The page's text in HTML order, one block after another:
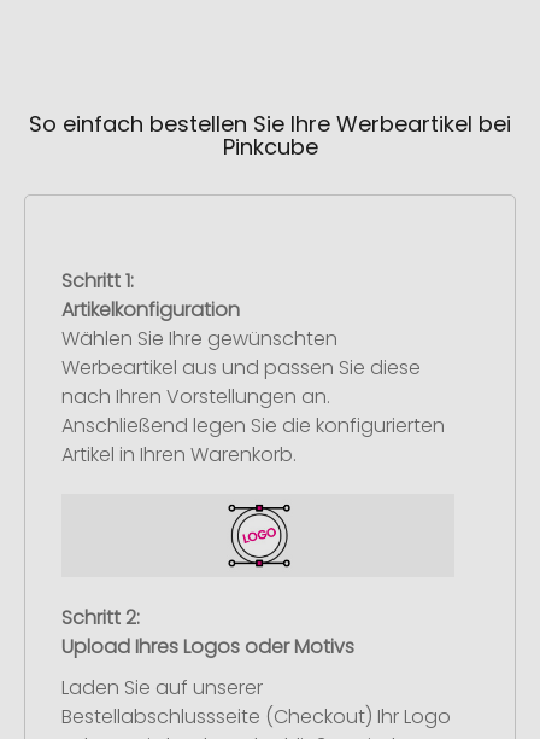
So einfach bestellen Sie Ihre Werbeartikel bei
Pinkcube
Schritt 1:
Artikelkonfiguration
Wählen Sie Ihre gewünschten
Werbeartikel aus und passen Sie diese
nach Ihren Vorstellungen an.
Anschließend legen Sie die konfigurierten
Artikel in Ihren Warenkorb.
Schritt 2:
Upload Ihres Logos oder Motivs
Laden Sie auf unserer
Bestellabschlussseite (Checkout) Ihr Logo